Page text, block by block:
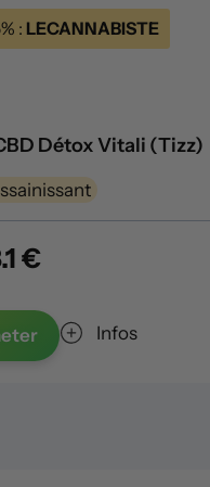
: LECANNABISTE
Détox Vitali (Tizz)
€
Infos